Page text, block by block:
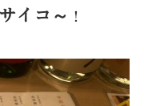
イコ～ ！